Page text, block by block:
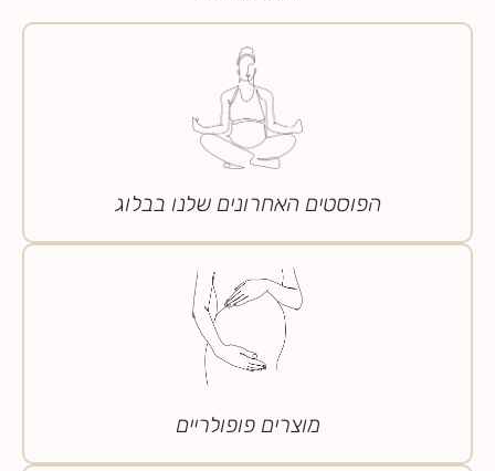
הפוסטים האחרונים שלנו בבלוג
מוצרים פופולריים